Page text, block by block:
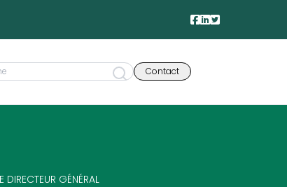
Contact
DIRECTEUR GÉNÉRAL